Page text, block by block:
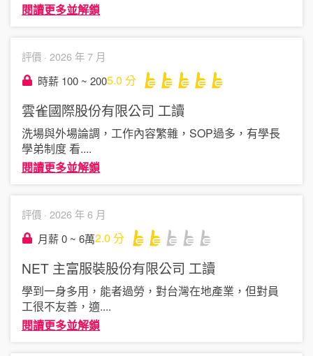
閱讀更多並解鎖
評價 · 2026 年 7 月
時薪 100 ~ 2005.0 分
雲雀國際股份有限公司 工讀
洗場與外場論調，工作內容繁雜，SOP過多，有學長
學弟制度 看....
閱讀更多並解鎖
評價 · 2026 年 6 月
月薪 0 ~ 6萬2.0 分
NET 主富服裝股份有限公司 工讀
學到一身多用，能者過勞，對台灣在地產業，但對員
工很不友善，適....
閱讀更多並解鎖